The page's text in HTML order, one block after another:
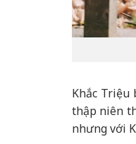
Khắc Triệu
thập niên
nhưng với